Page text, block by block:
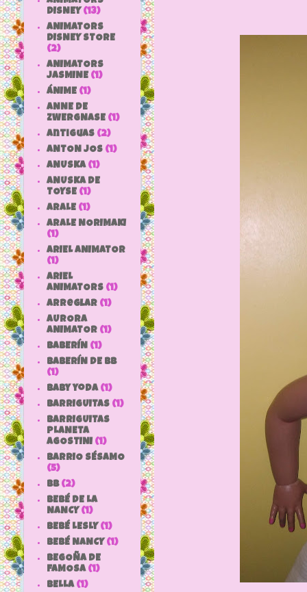
DISNEY (13)
ANIMATORS
DISNEY STORE
(2)
ANIMATORS
JASMINE (1)
ÁNIME (1)
ANNE DE
ZWERGNASE (1)
antiguas (2)
ANTON JOS (1)
ANUSKA (1)
ANUSKA DE
TOYSE (1)
ARALE (1)
ARALE NORIMAKI
(1)
ARIEL ANIMATOR
(1)
ARIEL
ANIMATORS (1)
arreglar (1)
AURORA
ANIMATOR (1)
BABERÍN (1)
BABERÍN DE BB
(1)
baby yoda (1)
BARRIGUITAS (1)
BARRIGUITAS
PLANETA
AGOSTINI (1)
BARRIO SÉSAMO
(5)
bb (2)
BEBÉ DE LA
NANCY (1)
BEBÉ LESLY (1)
BEBÉ NANCY (1)
BEGOÑA DE
FAMOSA (1)
BELLA (1)